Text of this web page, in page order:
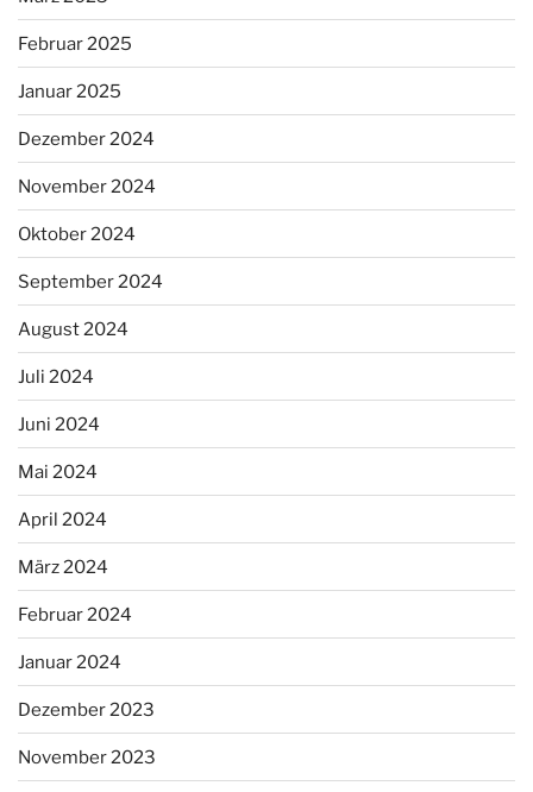
Februar 2025
Januar 2025
Dezember 2024
November 2024
Oktober 2024
September 2024
August 2024
Juli 2024
Juni 2024
Mai 2024
April 2024
März 2024
Februar 2024
Januar 2024
Dezember 2023
November 2023